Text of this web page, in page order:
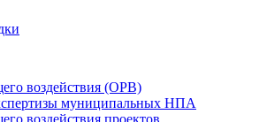
воздействия (ОРВ)
муниципальных НПА
воздействия проектов